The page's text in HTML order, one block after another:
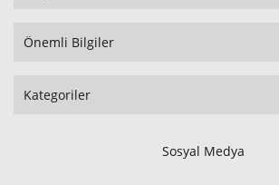
Önemli Bilgiler
Kategoriler
Sosyal Medya